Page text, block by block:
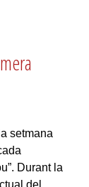
setmana
Durant la